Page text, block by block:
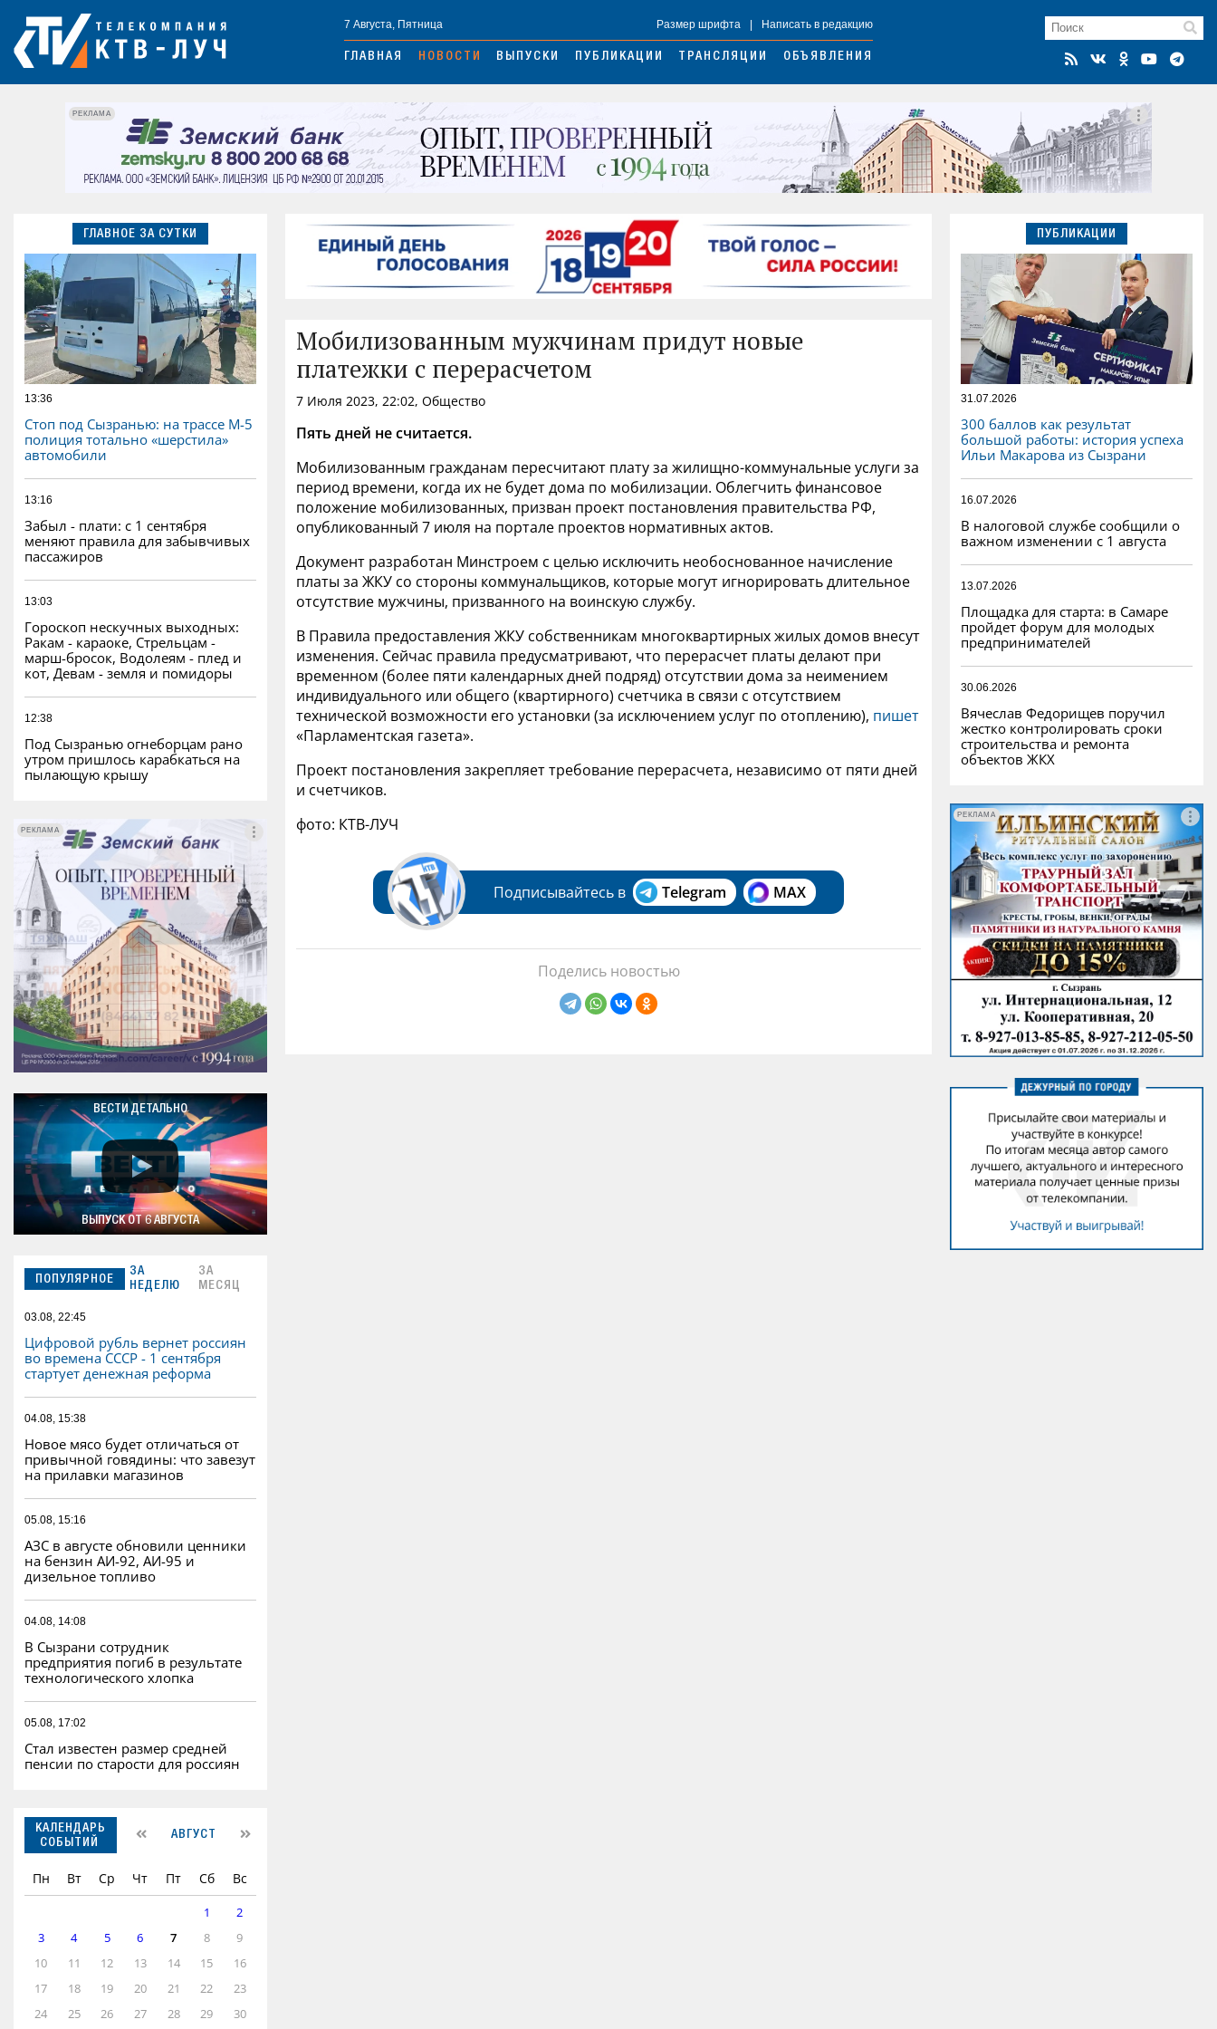
7 Августа, Пятница Размер шрифта Написать в редакцию
ГЛАВНАЯ НОВОСТИ ВЫПУСКИ ПУБЛИКАЦИИ ТРАНСЛЯЦИИ ОБЪЯВЛЕНИЯ
РЕКЛАМА
ГЛАВНОЕ ЗА СУТКИ
13:36
Стоп под Сызранью: на трассе М-5
полиция тотально «шерстила»
автомобили
13:16
Забыл - плати: с 1 сентября
меняют правила для забывчивых
пассажиров
13:03
Гороскоп нескучных выходных:
Ракам - караоке, Стрельцам -
марш-бросок, Водолеям - плед и
кот, Девам - земля и помидоры
12:38
Под Сызранью огнеборцам рано
утром пришлось карабкаться на
пылающую крышу
РЕКЛАМА
РЕКЛАМА
ВЕСТИ ДЕТАЛЬНО
ВЫПУСК ОТ 6 АВГУСТА
ПОПУЛЯРНОЕ
ЗА
НЕДЕЛЮ
ЗА
МЕСЯЦ
03.08, 22:45
Цифровой рубль вернет россиян
во времена СССР - 1 сентября
стартует денежная реформа
04.08, 15:38
Новое мясо будет отличаться от
привычной говядины: что завезут
на прилавки магазинов
05.08, 15:16
АЗС в августе обновили ценники
на бензин АИ-92, АИ-95 и
дизельное топливо
04.08, 14:08
В Сызрани сотрудник
предприятия погиб в результате
технологического хлопка
05.08, 17:02
Стал известен размер средней
пенсии по старости для россиян
КАЛЕНДАРЬ
СОБЫТИЙ
АВГУСТ
Пн Вт Ср Чт Пт Сб Вс
1
2
3
4 5 6 7 8
9
10
11 12 13 14 15
16
17
18 19 20 21 22
23
24
25 26 27 28 29 30
Мобилизованным мужчинам придут новые
платежки с перерасчетом
7 Июля 2023, 22:02, Общество
Пять дней не считается.
Мобилизованным гражданам пересчитают плату за жилищно-коммунальные услуги за
период времени, когда их не будет дома по мобилизации. Облегчить финансовое
положение мобилизованных, призван проект постановления правительства РФ,
опубликованный 7 июля на портале проектов нормативных актов.
Документ разработан Минстроем с целью исключить необоснованное начисление
платы за ЖКУ со стороны коммунальщиков, которые могут игнорировать длительное
отсутствие мужчины, призванного на воинскую службу.
В Правила предоставления ЖКУ собственникам многоквартирных жилых домов внесут
изменения. Сейчас правила предусматривают, что перерасчет платы делают при
временном (более пяти календарных дней подряд) отсутствии дома за неимением
индивидуального или общего (квартирного) счетчика в связи с отсутствием
технической возможности его установки (за исключением услуг по отоплению), пишет
«Парламентская газета».
Проект постановления закрепляет требование перерасчета, независимо от пяти дней
и счетчиков.
фото: КТВ-ЛУЧ
Подписывайтесь в Telegram MAX
Поделись новостью
ПУБЛИКАЦИИ
31.07.2026
300 баллов как результат
большой работы: история успеха
Ильи Макарова из Сызрани
16.07.2026
В налоговой службе сообщили о
важном изменении с 1 августа
13.07.2026
Площадка для старта: в Самаре
пройдет форум для молодых
предпринимателей
30.06.2026
Вячеслав Федорищев поручил
жестко контролировать сроки
строительства и ремонта
объектов ЖКХ
РЕКЛАМА